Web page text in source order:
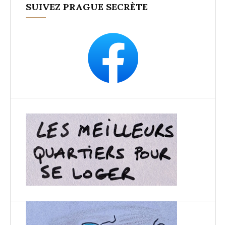
SUIVEZ PRAGUE SECRÈTE